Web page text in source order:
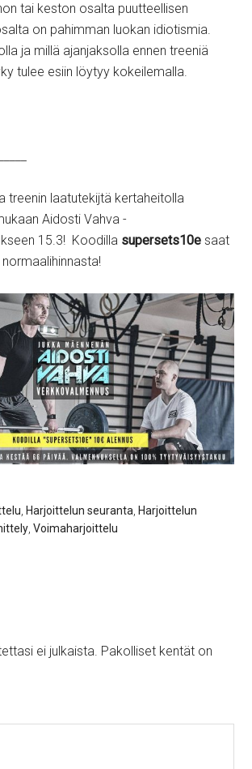
tai keston osalta puutteellisen
on pahimman luokan idiotismia.
ja millä ajanjaksolla ennen treeniä
tulee esiin löytyy kokeilemalla.
treenin laatutekijtä kertaheitolla
Aidosti Vahva -
15.3! Koodilla supersets10esaat
, Harjoittelun seuranta, Harjoittelun
,Voimaharjoittelu
ei julkaista. Pakolliset kentät on